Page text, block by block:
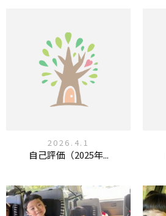
2026.4.1
自己評価（2025年...